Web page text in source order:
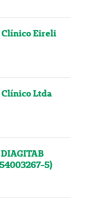
Clínico Eireli
Clínico Ltda
5)